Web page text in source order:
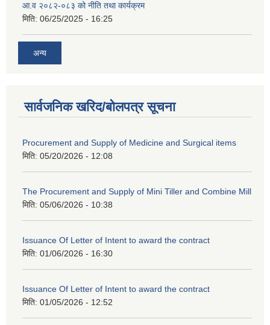
आ.व २०८२-०८३ को नीति तथा कार्यक्रम
मिति: 06/25/2025 - 16:25
अन्य
सार्वजनिक खरिद/बोलपत्र सूचना
Procurement and Supply of Medicine and Surgical items
मिति: 05/20/2026 - 12:08
The Procurement and Supply of Mini Tiller and Combine Mill
मिति: 05/06/2026 - 10:38
Issuance Of Letter of Intent to award the contract
मिति: 01/06/2026 - 16:30
Issuance Of Letter of Intent to award the contract
मिति: 01/05/2026 - 12:52